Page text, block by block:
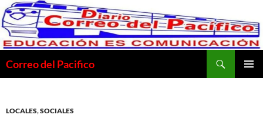
Saltar
al
contenido
Correo del Pacifico
LOCALES,SOCIALES